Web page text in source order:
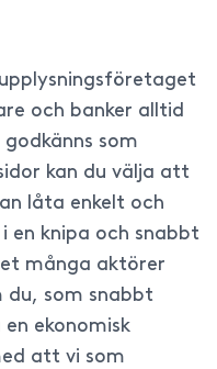
och banker alltid
som
kan du välja att
låta enkelt och
en knipa och snabbt
många aktörer
du, som snabbt
ekonomisk
att vi som